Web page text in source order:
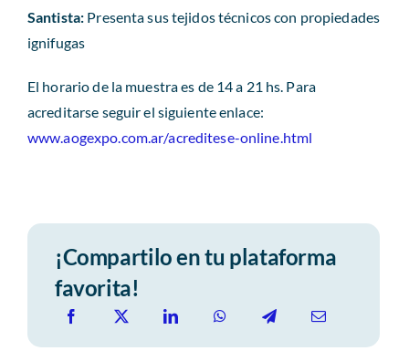
Santista: Presenta sus tejidos técnicos con propiedades
ignifugas
El horario de la muestra es de 14 a 21 hs. Para
acreditarse seguir el siguiente enlace:
www.aogexpo.com.ar/acreditese-online.html
¡Compartilo en tu plataforma
favorita!